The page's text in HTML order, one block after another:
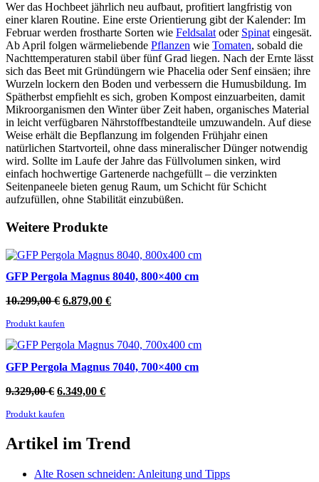
Wer das Hochbeet jährlich neu aufbaut, profitiert langfristig von
einer klaren Routine. Eine erste Orientierung gibt der Kalender: Im
Februar werden frostharte Sorten wie Feldsalat oder Spinat eingesät.
Ab April folgen wärmeliebende Pflanzen wie Tomaten, sobald die
Nachttemperaturen stabil über fünf Grad liegen. Nach der Ernte lässt
sich das Beet mit Gründüngern wie Phacelia oder Senf einsäen; ihre
Wurzeln lockern den Boden und verbessern die Humusbildung. Im
Spätherbst empfiehlt es sich, groben Kompost einzuarbeiten, damit
Mikroorganismen den Winter über Zeit haben, organisches Material
in leicht verfügbaren Nährstoffbestandteile umzuwandeln. Auf diese
Weise erhält die Bepflanzung im folgenden Frühjahr einen
natürlichen Startvorteil, ohne dass mineralischer Dünger notwendig
wird. Sollte im Laufe der Jahre das Füllvolumen sinken, wird
einfach hochwertige Gartenerde nachgefüllt – die verzinkten
Seitenpaneele bieten genug Raum, um Schicht für Schicht
aufzufüllen, ohne Stabilität einzubüßen.
Weitere Produkte
GFP Pergola Magnus 8040, 800×400 cm
10.299,00€ Ursprünglicher
war:
10.299,00 €
6.879,00 €Aktueller
6.879,00 €.
Produkt kaufen
GFP Pergola Magnus 7040, 700×400 cm
9.329,00€ Ursprünglicher
war:
6.349,00 €Aktueller
Produkt kaufen
Artikel im Trend
Alte Rosen schneiden: Anleitung und Tipps